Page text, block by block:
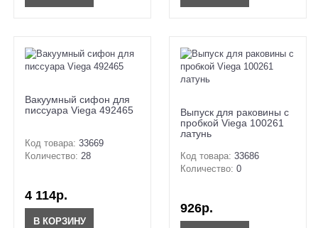
Вакуумный сифон для
писсуара Viega 492465
Код товара: 33669
Количество: 28
4 114р.
В КОРЗИНУ
Выпуск для раковины с
пробкой Viega 100261
латунь
Код товара: 33686
Количество: 0
926р.